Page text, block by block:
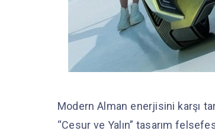
Modern Alman enerjisini karşı
“Cesur ve Yalın” tasarım